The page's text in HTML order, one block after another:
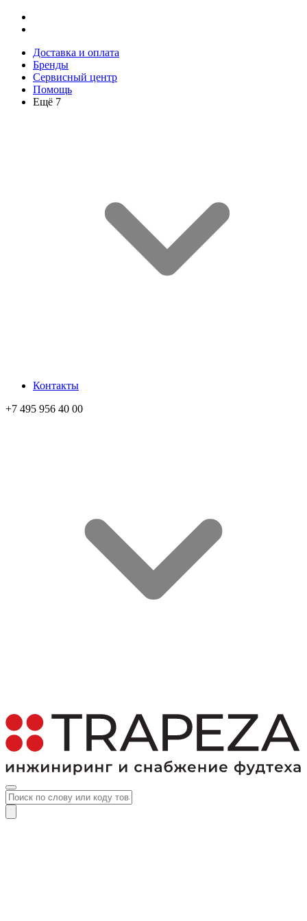
Доставка и оплата
Бренды
Сервисный центр
Помощь
Ещё 7
Контакты
+7 495 956 40 00